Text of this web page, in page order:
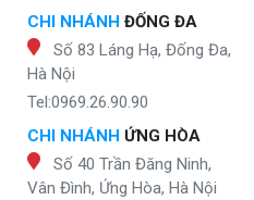
CHI NHÁNH ĐỐNG ĐA
Số 83 Láng Hạ, Đống Đa,
Hà Nội
Tel:0969.26.90.90
CHI NHÁNH ỨNG HÒA
Số 40 Trần Đăng Ninh,
Vân Đình, Ứng Hòa, Hà Nội